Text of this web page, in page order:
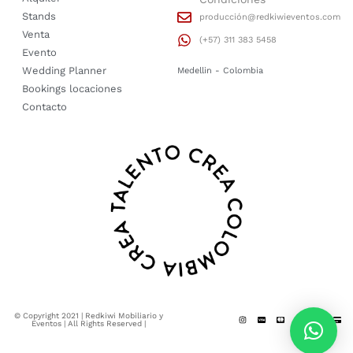
Stands
Venta
Evento
Wedding Planner
Bookings locaciones
Contacto
producción@redkiwieventos.com
(+57) 311 383 5458
Medellin - Colombia
© Copyright 2021 | Redkiwi Mobiliario y
Eventos | All Rights Reserved |